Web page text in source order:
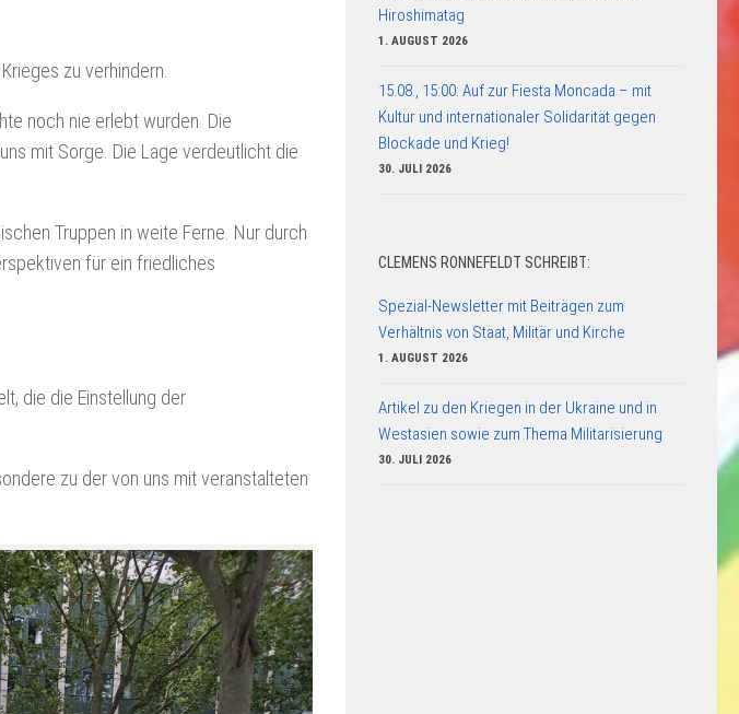
zu verhindern.
noch nie erlebt wurden. Die
mit Sorge. Die Lage verdeutlicht die
Truppen in weite Ferne. Nur durch
für ein friedliches
die die Einstellung der
zu der von uns mit veranstalteten
Hiroshimatag
1. AUGUST 2026
15.08., 15:00: Auf zur Fiesta Moncada – mit
Kultur und internationaler Solidarität gegen
Blockade und Krieg!
30. JULI 2026
CLEMENS RONNEFELDT SCHREIBT:
Spezial-Newsletter mit Beiträgen zum
Verhältnis von Staat, Militär und Kirche
1. AUGUST 2026
Artikel zu den Kriegen in der Ukraine und in
Westasien sowie zum Thema Militarisierung
30. JULI 2026